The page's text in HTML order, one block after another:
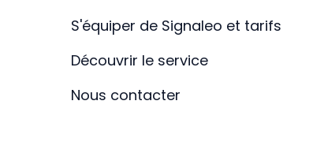
S'équiper de Signaleo et tarifs
Découvrir le service
Nous contacter